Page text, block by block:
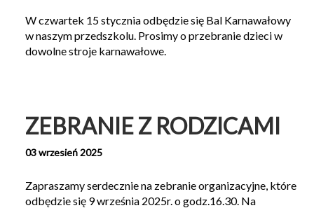
W czwartek 15 stycznia odbędzie się Bal Karnawałowy
w naszym przedszkolu. Prosimy o przebranie dzieci w
dowolne stroje karnawałowe.
ZEBRANIE Z RODZICAMI
03 wrzesień 2025
Zapraszamy serdecznie na zebranie organizacyjne, które
odbędzie się 9 września 2025r. o godz.16.30. Na